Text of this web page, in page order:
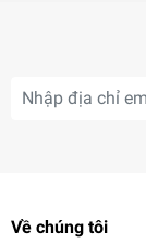
Về chúng tôi